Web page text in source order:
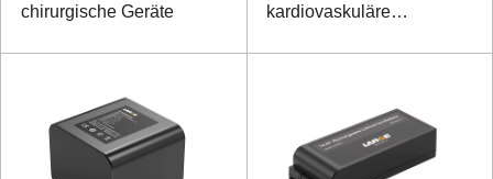
chirurgische Geräte
kardiovaskuläre